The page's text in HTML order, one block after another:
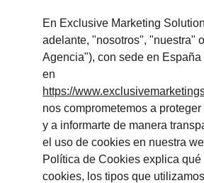
En Exclusive Marketing
adelante, "nosotros", "nuestra"
Agencia"), con sede en
en
https://
nos comprometemos a
y a informarte de manera
el uso de cookies en nuestra
Política de Cookies explica qué
cookies, los tipos que